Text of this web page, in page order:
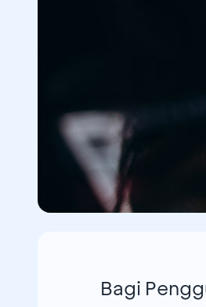
Bagi